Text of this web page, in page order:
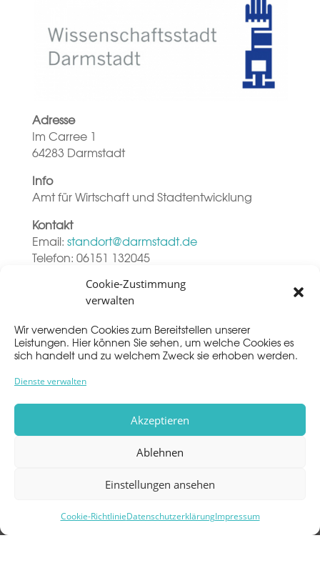
Cookie-Zustimmung
verwalten
Wir verwenden Cookies zum Bereitstellen unserer
Leistungen. Hier können Sie sehen, um welche Cookies es
sich handelt und zu welchem Zweck sie erhoben werden.
Dienste verwalten
Akzeptieren
Ablehnen
Einstellungen ansehen
Cookie-RichtlinieDatenschutzerklärungImpressum
Adresse
Im Carree 1
64283 Darmstadt
Info
Amt für Wirtschaft und Stadtentwicklung
Kontakt
Email: standort@darmstadt.de
Telefon: 06151 132045
Impressum
Im Carree 3